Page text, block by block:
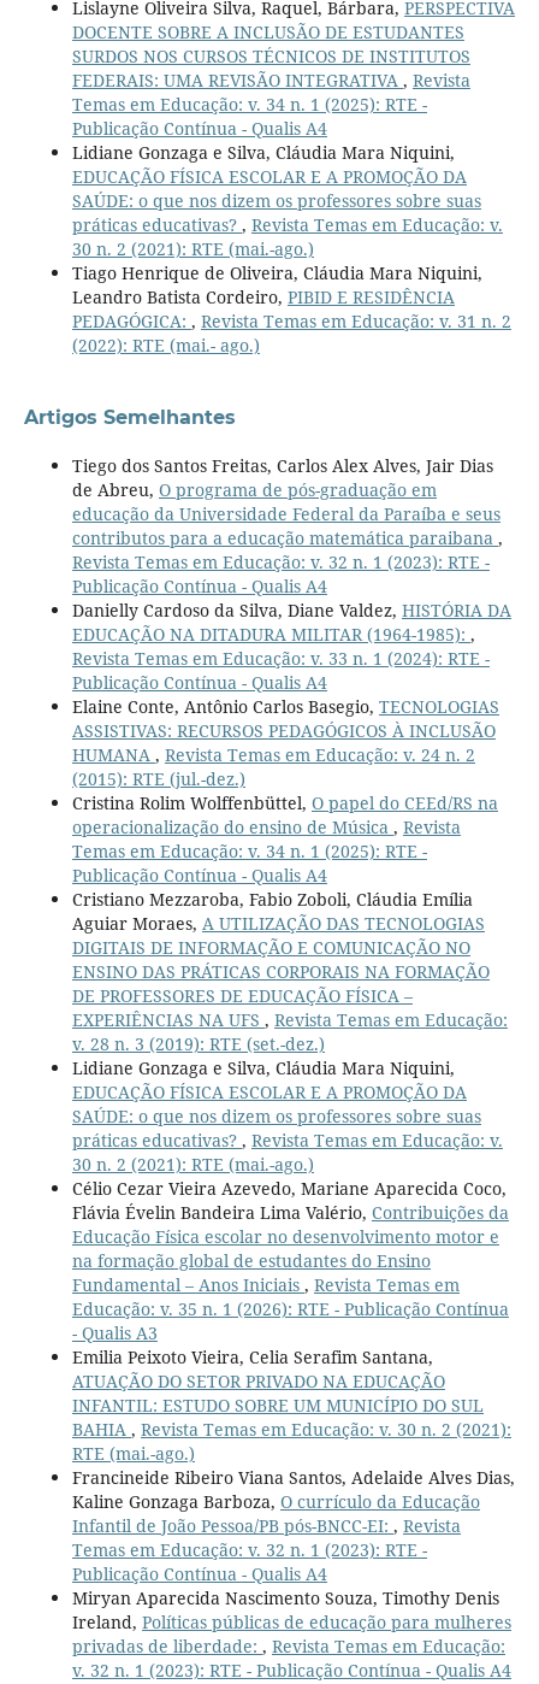
Lislayne Oliveira Silva, Raquel, Bárbara, PERSPECTIVA
DOCENTE SOBRE A INCLUSÃO DE ESTUDANTES
SURDOS NOS CURSOS TÉCNICOS DE INSTITUTOS
FEDERAIS: UMA REVISÃO INTEGRATIVA , Revista
Temas em Educação: v. 34 n. 1 (2025): RTE -
Publicação Contínua - Qualis A4
Lidiane Gonzaga e Silva, Cláudia Mara Niquini,
EDUCAÇÃO FÍSICA ESCOLAR E A PROMOÇÃO DA
SAÚDE: o que nos dizem os professores sobre suas
práticas educativas? , Revista Temas em Educação: v.
30 n. 2 (2021): RTE (mai.-ago.)
Tiago Henrique de Oliveira, Cláudia Mara Niquini,
Leandro Batista Cordeiro, PIBID E RESIDÊNCIA
PEDAGÓGICA: , Revista Temas em Educação: v. 31 n. 2
(2022): RTE (mai.- ago.)
Artigos Semelhantes
Tiego dos Santos Freitas, Carlos Alex Alves, Jair Dias
de Abreu, O programa de pós-graduação em
educação da Universidade Federal da Paraíba e seus
contributos para a educação matemática paraibana ,
Revista Temas em Educação: v. 32 n. 1 (2023): RTE -
Publicação Contínua - Qualis A4
Danielly Cardoso da Silva, Diane Valdez, HISTÓRIA DA
EDUCAÇÃO NA DITADURA MILITAR (1964-1985): ,
Revista Temas em Educação: v. 33 n. 1 (2024): RTE -
Publicação Contínua - Qualis A4
Elaine Conte, Antônio Carlos Basegio, TECNOLOGIAS
ASSISTIVAS: RECURSOS PEDAGÓGICOS À INCLUSÃO
HUMANA , Revista Temas em Educação: v. 24 n. 2
(2015): RTE (jul.-dez.)
Cristina Rolim Wolffenbüttel, O papel do CEEd/RS na
operacionalização do ensino de Música , Revista
Temas em Educação: v. 34 n. 1 (2025): RTE -
Publicação Contínua - Qualis A4
Cristiano Mezzaroba, Fabio Zoboli, Cláudia Emília
Aguiar Moraes, A UTILIZAÇÃO DAS TECNOLOGIAS
DIGITAIS DE INFORMAÇÃO E COMUNICAÇÃO NO
ENSINO DAS PRÁTICAS CORPORAIS NA FORMAÇÃO
DE PROFESSORES DE EDUCAÇÃO FÍSICA –
EXPERIÊNCIAS NA UFS , Revista Temas em Educação:
v. 28 n. 3 (2019): RTE (set.-dez.)
Lidiane Gonzaga e Silva, Cláudia Mara Niquini,
EDUCAÇÃO FÍSICA ESCOLAR E A PROMOÇÃO DA
SAÚDE: o que nos dizem os professores sobre suas
práticas educativas? , Revista Temas em Educação: v.
30 n. 2 (2021): RTE (mai.-ago.)
Célio Cezar Vieira Azevedo, Mariane Aparecida Coco,
Flávia Évelin Bandeira Lima Valério, Contribuições da
Educação Física escolar no desenvolvimento motor e
na formação global de estudantes do Ensino
Fundamental – Anos Iniciais , Revista Temas em
Educação: v. 35 n. 1 (2026): RTE - Publicação Contínua
- Qualis A3
Emilia Peixoto Vieira, Celia Serafim Santana,
ATUAÇÃO DO SETOR PRIVADO NA EDUCAÇÃO
INFANTIL: ESTUDO SOBRE UM MUNICÍPIO DO SUL
BAHIA , Revista Temas em Educação: v. 30 n. 2 (2021):
RTE (mai.-ago.)
Francineide Ribeiro Viana Santos, Adelaide Alves Dias,
Kaline Gonzaga Barboza, O currículo da Educação
Infantil de João Pessoa/PB pós-BNCC-EI: , Revista
Temas em Educação: v. 32 n. 1 (2023): RTE -
Publicação Contínua - Qualis A4
Miryan Aparecida Nascimento Souza, Timothy Denis
Ireland, Políticas públicas de educação para mulheres
privadas de liberdade: , Revista Temas em Educação:
v. 32 n. 1 (2023): RTE - Publicação Contínua - Qualis A4